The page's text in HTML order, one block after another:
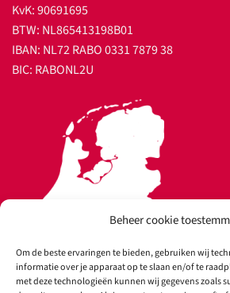
Beheer cookie
Om de beste ervaringen te bieden, gebruiken wij
informatie over je apparaat op te slaan en/of te
met deze technologieën kunnen wij gegevens zoals
KvK: 90691695
BTW: NL865413198B01
IBAN: NL72 RABO 0331 7879 38
BIC: RABONL2U